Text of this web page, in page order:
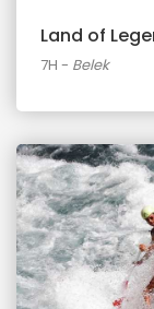
Land of
7H - Belek